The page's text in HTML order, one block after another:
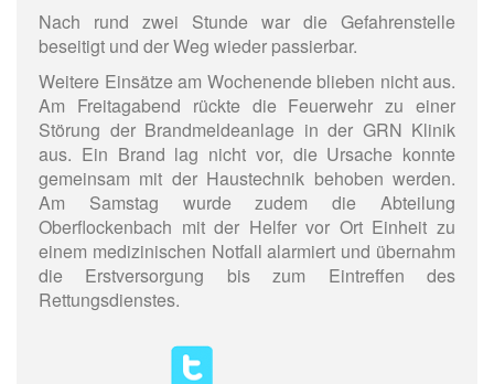
Nach rund zwei Stunde war die Gefahrenstelle
beseitigt und der Weg wieder passierbar.
Weitere Einsätze am Wochenende blieben nicht aus.
Am Freitagabend rückte die Feuerwehr zu einer
Störung der Brandmeldeanlage in der GRN Klinik
aus. Ein Brand lag nicht vor, die Ursache konnte
gemeinsam mit der Haustechnik behoben werden.
Am Samstag wurde zudem die Abteilung
Oberflockenbach mit der Helfer vor Ort Einheit zu
einem medizinischen Notfall alarmiert und übernahm
die Erstversorgung bis zum Eintreffen des
Rettungsdienstes.